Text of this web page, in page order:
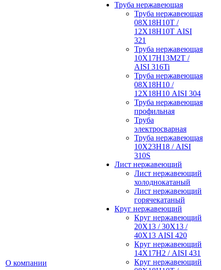
О компании
Труба нержавеющая
Труба нержавеющая
08Х18Н10Т /
12Х18Н10Т AISI
321
Труба нержавеющая
10Х17Н13М2Т /
AISI 316Ti
Труба нержавеющая
08Х18Н10 /
12Х18Н10 AISI 304
Труба нержавеющая
профильная
Труба
электросварная
Труба нержавеющая
10Х23Н18 / AISI
310S
Лист нержавеющий
Лист нержавеющий
холоднокатаный
Лист нержавеющий
горячекатаный
Круг нержавеющий
Круг нержавеющий
20Х13 / 30Х13 /
40Х13 AISI 420
Круг нержавеющий
14Х17Н2 / AISI 431
Круг нержавеющий